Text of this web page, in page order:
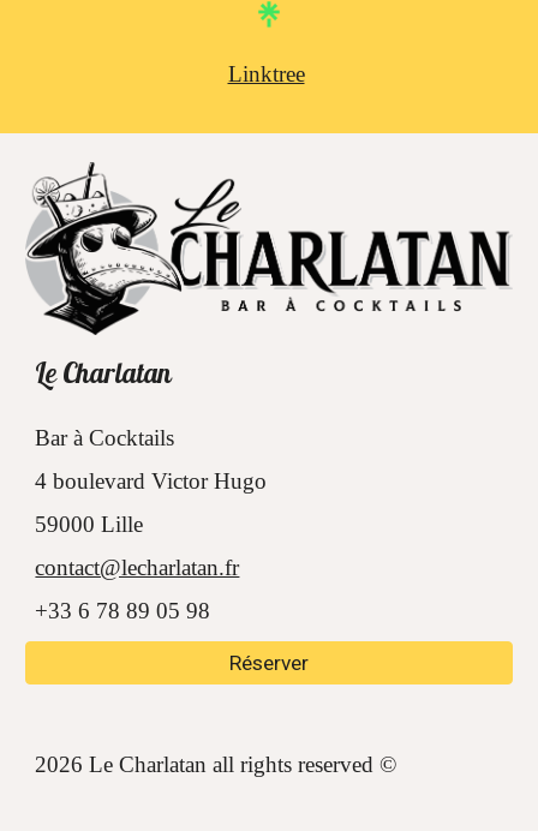
Linktree
Le Charlatan
Bar à Cocktails
4 boulevard Victor Hugo
59000 Lille
contact@lecharlatan.fr
+33 6 78 89 05 98
Réserver
2026 Le Charlatan all rights reserved ©